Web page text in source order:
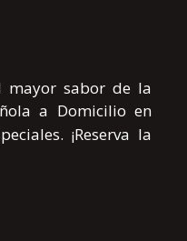
mayor sabor de la
a Domicilio en
¡Reserva la